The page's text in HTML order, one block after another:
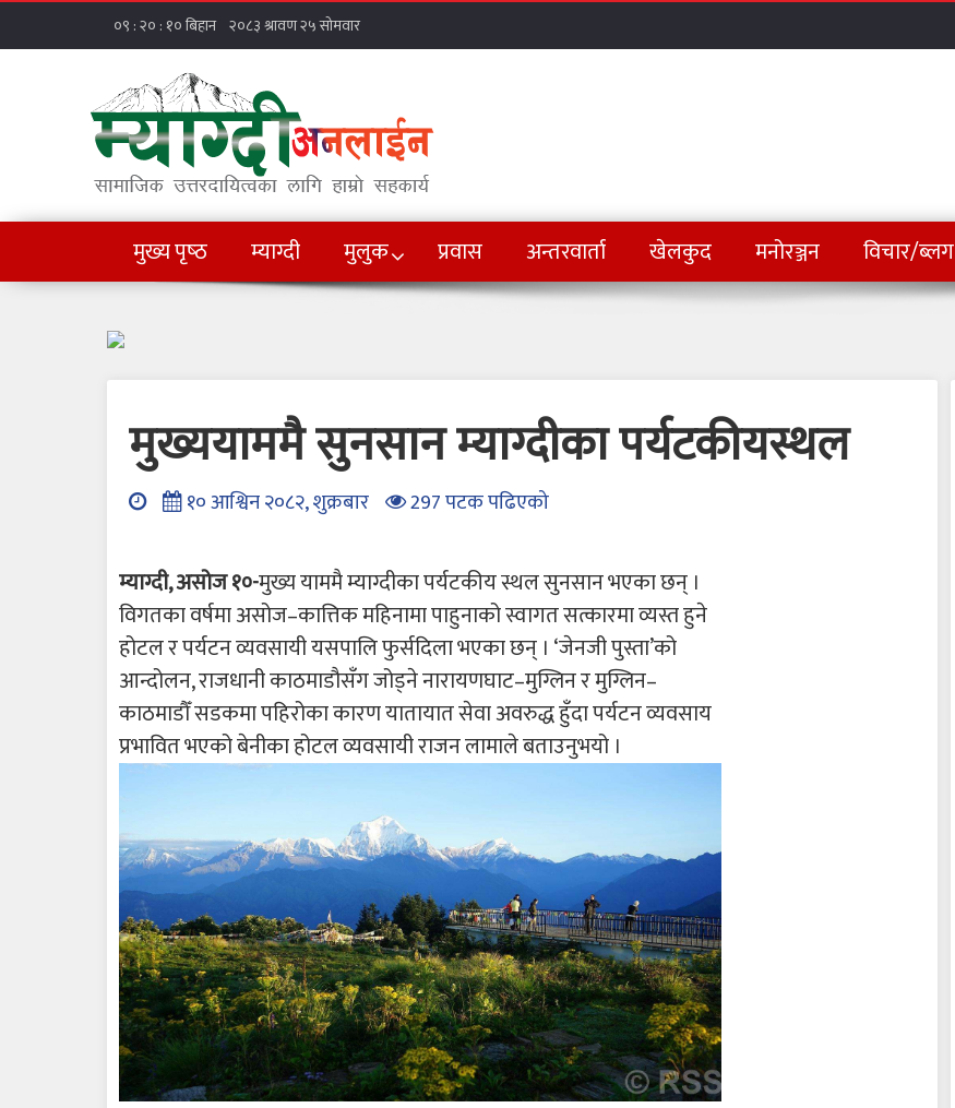
मुख्य पृष्‍ठ म्याग्दी मुलुक प्रवास अन्तरवार्ता खेलकुद मनोरञ्जन विचार/ब्लग
मुख्ययाममै सुनसान म्याग्दीका पर्यटकीयस्थल
१० आश्विन २०८२, शुक्रबार 297 पटक पढिएको
म्याग्दी, असोज १०-मुख्य याममै म्याग्दीका पर्यटकीय स्थल सुनसान भएका छन् ।
विगतका वर्षमा असोज–कात्तिक महिनामा पाहुनाको स्वागत सत्कारमा व्यस्त हुने
होटल र पर्यटन व्यवसायी यसपालि फुर्सदिला भएका छन् । ‘जेनजी पुस्ता’को
आन्दोलन, राजधानी काठमाडौसँग जोड्ने नारायणघाट–मुग्लिन र मुग्लिन–
काठमाडौँ सडकमा पहिरोका कारण यातायात सेवा अवरुद्ध हुँदा पर्यटन व्यवसाय
प्रभावित भएको बेनीका होटल व्यवसायी राजन लामाले बताउनुभयो ।